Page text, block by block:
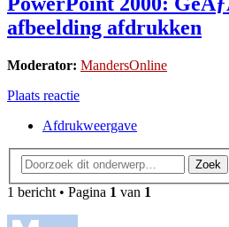
afbeelding afdrukken
Moderator: MandersOnline
Plaats reactie
Afdrukweergave
Zoek
1 bericht • Pagina 1 van 1